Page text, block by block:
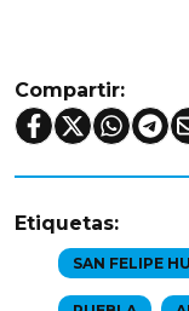
Compartir:
Etiquetas:
SAN FELIPE